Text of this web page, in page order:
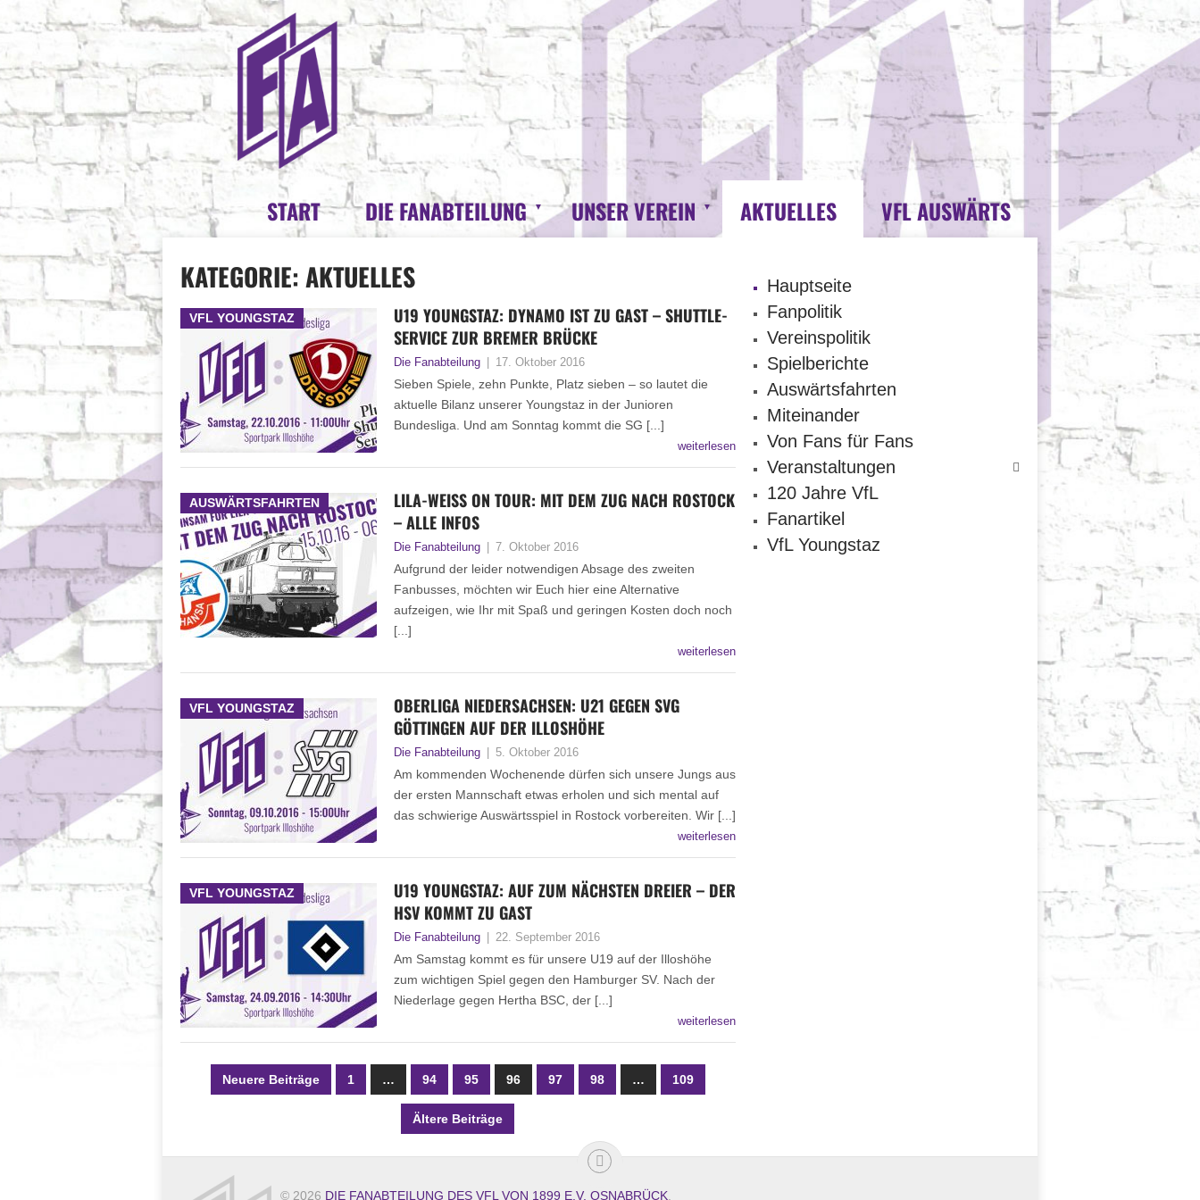
START DIE FANABTEILUNG UNSER VEREIN AKTUELLES VFL AUSWÄRTS
KATEGORIE:AKTUELLES
VFL YOUNGSTAZ
U19 YOUNGSTAZ: DYNAMO IST ZU GAST – SHUTTLE-
SERVICE ZUR BREMER BRÜCKE
Die Fanabteilung 17. Oktober 2016
Sieben Spiele, zehn Punkte, Platz sieben – so lautet die
aktuelle Bilanz unserer Youngstaz in der Junioren
Bundesliga. Und am Sonntag kommt die SG [...]
weiterlesen
AUSWÄRTSFAHRTEN
LILA-WEISS ON TOUR: MIT DEM ZUG NACH ROSTOCK –
ALLE INFOS
Die Fanabteilung 7. Oktober 2016
Aufgrund der leider notwendigen Absage des zweiten
Fanbusses, möchten wir Euch hier eine Alternative
aufzeigen, wie Ihr mit Spaß und geringen Kosten doch noch
[...]
weiterlesen
VFL YOUNGSTAZ
OBERLIGA NIEDERSACHSEN: U21 GEGEN SVG
GÖTTINGEN AUF DER ILLOSHÖHE
Die Fanabteilung 5. Oktober 2016
Am kommenden Wochenende dürfen sich unsere Jungs aus
der ersten Mannschaft etwas erholen und sich mental auf
das schwierige Auswärtsspiel in Rostock vorbereiten. Wir [...]
weiterlesen
VFL YOUNGSTAZ
U19 YOUNGSTAZ: AUF ZUM NÄCHSTEN DREIER – DER
HSV KOMMT ZU GAST
Die Fanabteilung 22. September 2016
Am Samstag kommt es für unsere U19 auf der Illoshöhe
zum wichtigen Spiel gegen den Hamburger SV. Nach der
Niederlage gegen Hertha BSC, der [...]
weiterlesen
Neuere Beiträge 1 … 94 95 96 97 98 … 109
Ältere Beiträge
Hauptseite
Fanpolitik
Vereinspolitik
Spielberichte
Auswärtsfahrten
Miteinander
Von Fans für Fans
Veranstaltungen
120 Jahre VfL
Fanartikel
VfL Youngstaz
© 2026 DIE FANABTEILUNG DES VFL VON 1899 E.V. OSNABRÜCK.